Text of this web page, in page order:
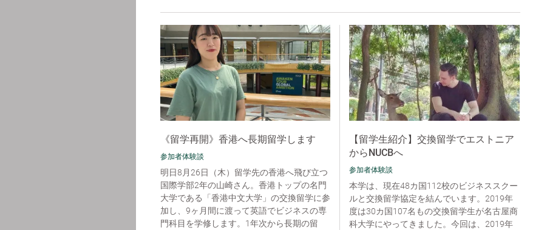
《留学再開》香港へ長期留学します
参加者体験談
明日8月26日（木）留学先の香港へ飛び立つ
国際学部2年の山崎さん。香港トップの名門
大学である「香港中文大学」の交換留学に参
加し、9ヶ月間に渡って英語でビジネスの専
門科目を学修します。1年次から長期の留
【留学生紹介】交換留学でエストニア
からNUCBへ
参加者体験談
本学は、現在48カ国112校のビジネススクー
ルと交換留学協定を結んでいます。2019年
度は30カ国107名もの交換留学生が名古屋商
科大学にやってきました。今回は、2019年